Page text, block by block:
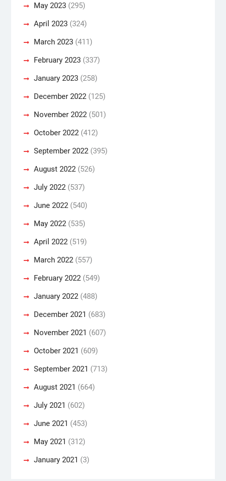
May 2023(295)
April 2023(324)
March 2023(411)
February 2023(337)
January 2023(258)
December 2022(125)
November 2022(501)
October 2022(412)
September 2022(395)
August 2022(526)
July 2022(537)
June 2022(540)
May 2022(535)
April 2022(519)
March 2022(557)
February 2022(549)
January 2022(488)
December 2021 (683)
November 2021 (607)
October 2021 (609)
September 2021 (713)
August 2021 (664)
July 2021 (602)
June 2021 (453)
May 2021 (312)
January 2021 (3)